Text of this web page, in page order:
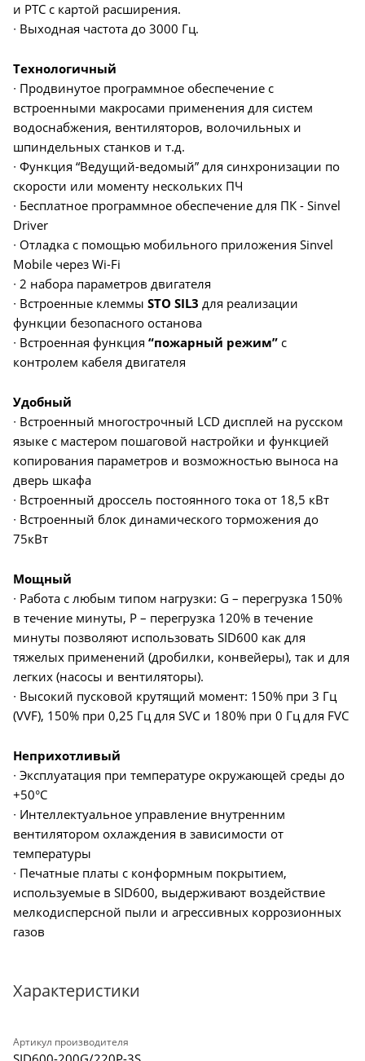
и PTC с картой расширения.
∙ Выходная частота до 3000 Гц.
Технологичный
∙ Продвинутое программное обеспечение с
встроенными макросами применения для систем
водоснабжения, вентиляторов, волочильных и
шпиндельных станков и т.д.
∙ Функция “Ведущий-ведомый” для синхронизации по
скорости или моменту нескольких ПЧ
∙ Бесплатное программное обеспечение для ПК - Sinvel
Driver
∙ Отладка с помощью мобильного приложения Sinvel
Mobile через Wi-Fi
∙ 2 набора параметров двигателя
∙ Встроенные клеммы STO SIL3 для реализации
функции безопасного останова
∙ Встроенная функция “пожарный режим” с
контролем кабеля двигателя
Удобный
∙ Встроенный многострочный LCD дисплей на русском
языке с мастером пошаговой настройки и функцией
копирования параметров и возможностью выноса на
дверь шкафа
∙ Встроенный дроссель постоянного тока от 18,5 кВт
∙ Встроенный блок динамического торможения до
75кВт
Мощный
∙ Работа с любым типом нагрузки: G – перегрузка 150%
в течение минуты, P – перегрузка 120% в течение
минуты позволяют использовать SID600 как для
тяжелых применений (дробилки, конвейеры), так и для
легких (насосы и вентиляторы).
∙ Высокий пусковой крутящий момент: 150% при 3 Гц
(VVF), 150% при 0,25 Гц для SVC и 180% при 0 Гц для FVC
Неприхотливый
∙ Эксплуатация при температуре окружающей среды до
+50°C
∙ Интеллектуальное управление внутренним
вентилятором охлаждения в зависимости от
температуры
∙ Печатные платы с конформным покрытием,
используемые в SID600, выдерживают воздействие
мелкодисперсной пыли и агрессивных коррозионных
газов
Характеристики
Артикул производителя